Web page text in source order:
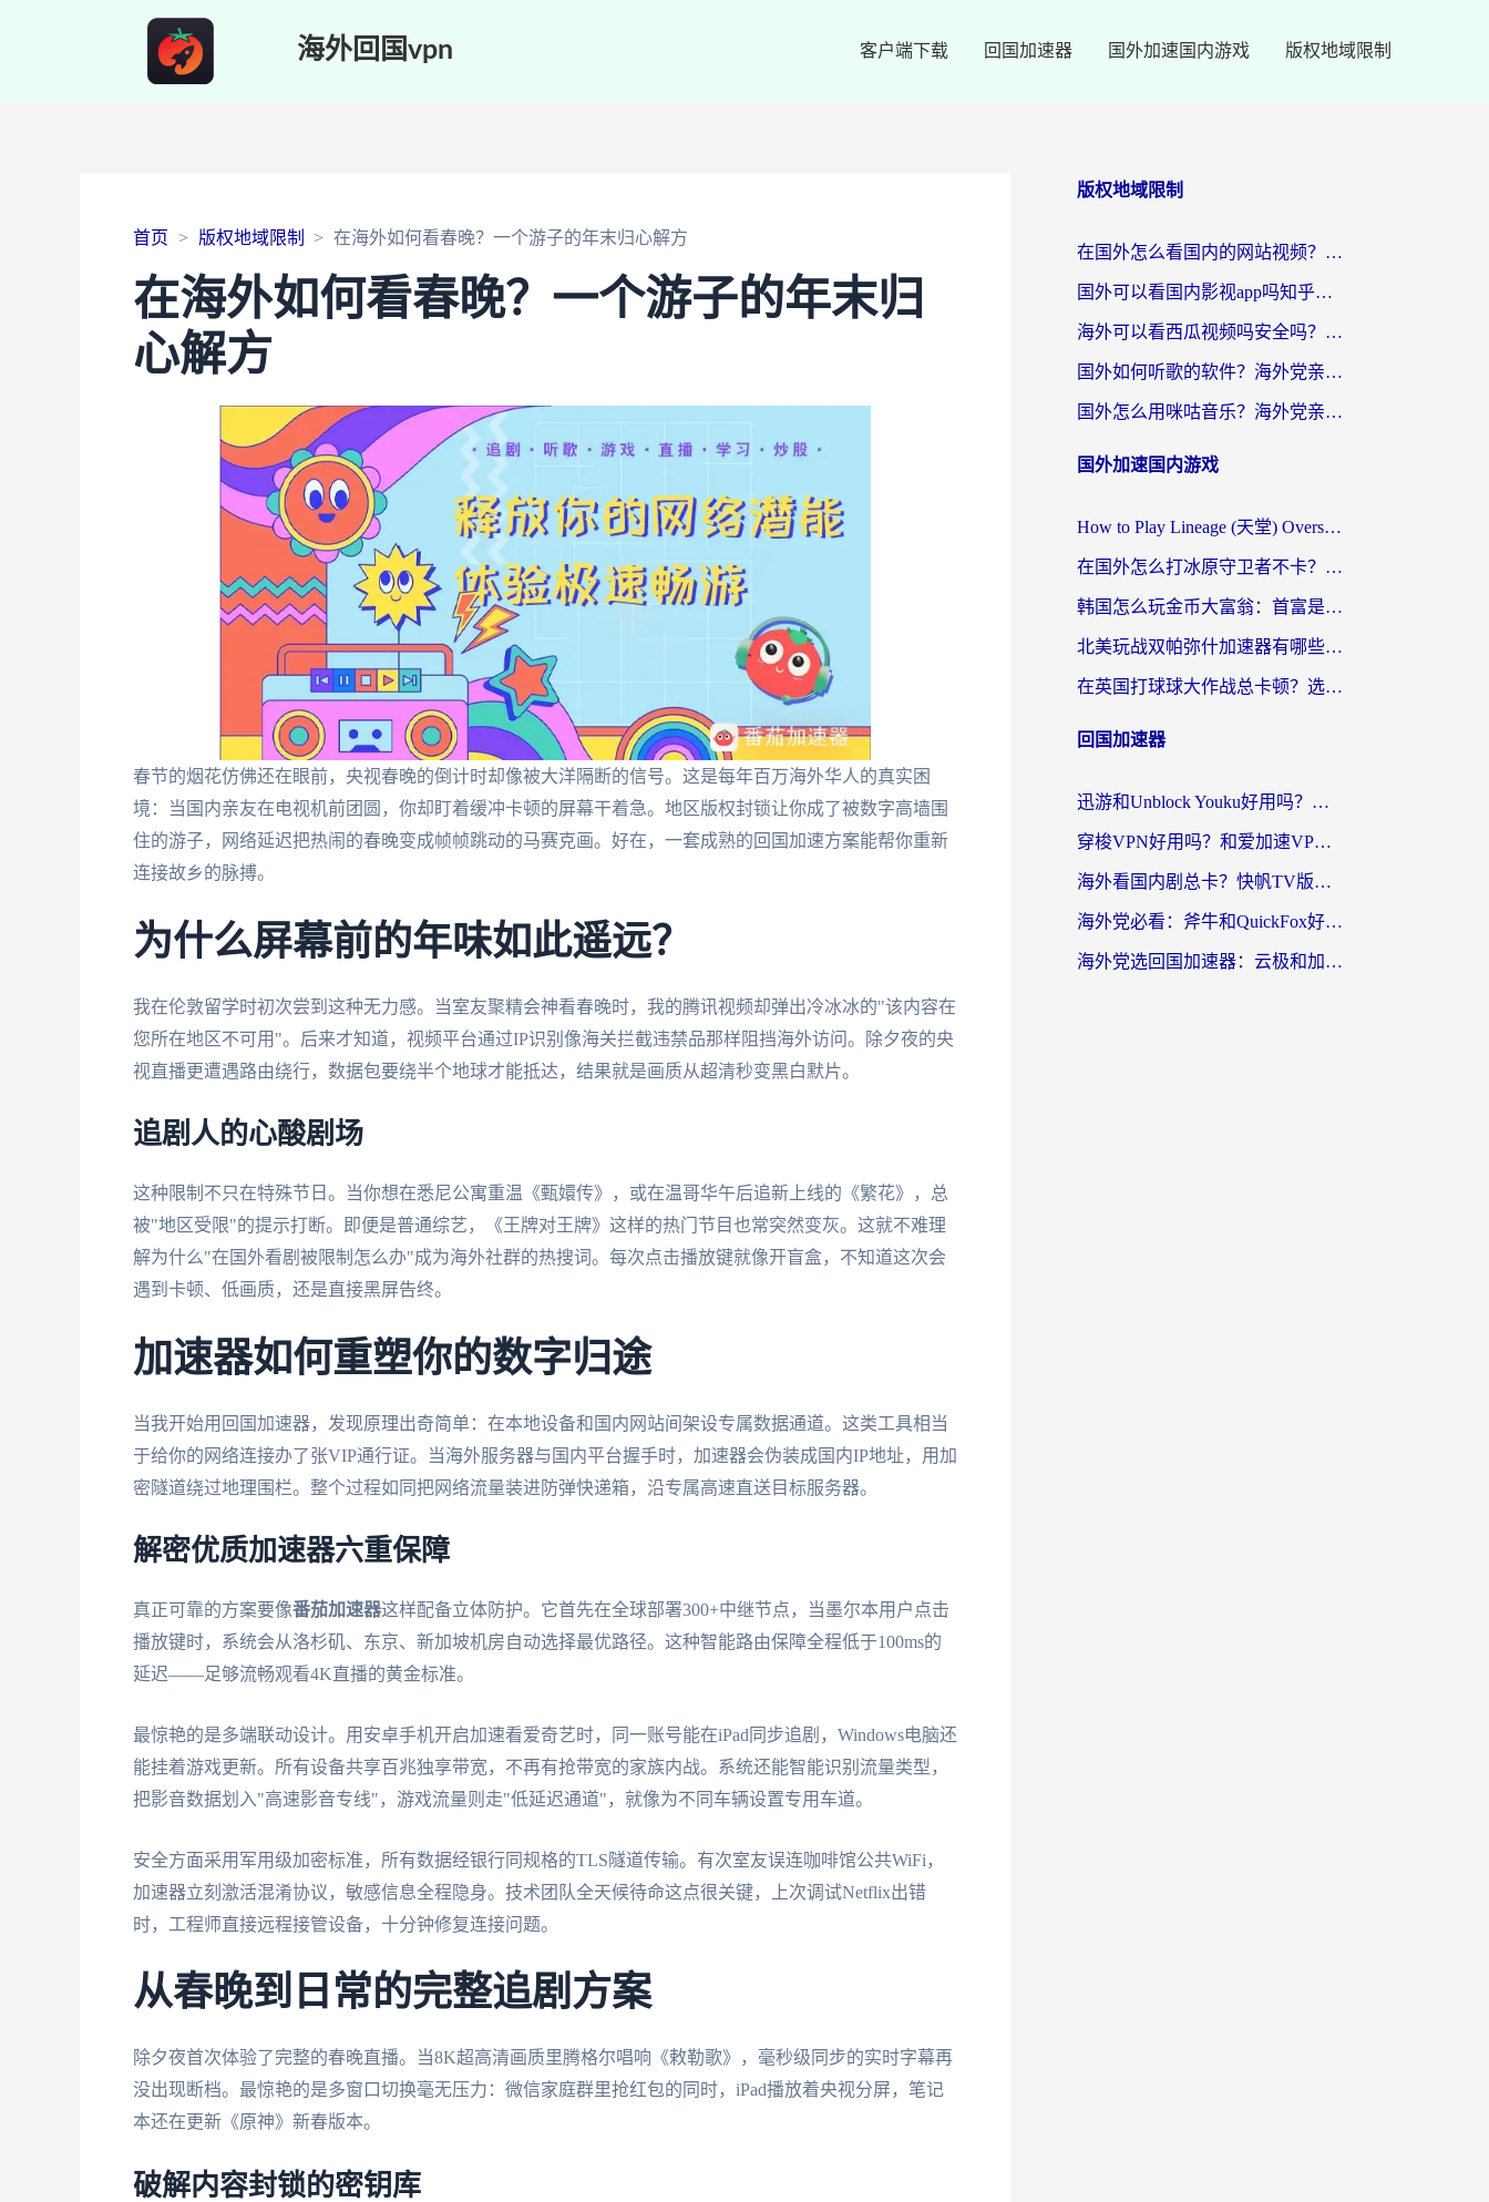
海外回国vpn 客户端下载 回国加速器 国外加速国内游戏 版权地域限制
首页 版权地域限制 在海外如何看春晚？一个游子的年末归心解方
在海外如何看春晚？一个游子的年末归
心解方
春节的烟花仿佛还在眼前，央视春晚的倒计时却像被大洋隔断的信号。这是每年百万海外华人的真实困
境：当国内亲友在电视机前团圆，你却盯着缓冲卡顿的屏幕干着急。地区版权封锁让你成了被数字高墙围
住的游子，网络延迟把热闹的春晚变成帧帧跳动的马赛克画。好在，一套成熟的回国加速方案能帮你重新
连接故乡的脉搏。
为什么屏幕前的年味如此遥远？
我在伦敦留学时初次尝到这种无力感。当室友聚精会神看春晚时，我的腾讯视频却弹出冷冰冰的"该内容在
您所在地区不可用"。后来才知道，视频平台通过IP识别像海关拦截违禁品那样阻挡海外访问。除夕夜的央
视直播更遭遇路由绕行，数据包要绕半个地球才能抵达，结果就是画质从超清秒变黑白默片。
追剧人的心酸剧场
这种限制不只在特殊节日。当你想在悉尼公寓重温《甄嬛传》，或在温哥华午后追新上线的《繁花》，总
被"地区受限"的提示打断。即便是普通综艺，《王牌对王牌》这样的热门节目也常突然变灰。这就不难理
解为什么"在国外看剧被限制怎么办"成为海外社群的热搜词。每次点击播放键就像开盲盒，不知道这次会
遇到卡顿、低画质，还是直接黑屏告终。
加速器如何重塑你的数字归途
当我开始用回国加速器，发现原理出奇简单：在本地设备和国内网站间架设专属数据通道。这类工具相当
于给你的网络连接办了张VIP通行证。当海外服务器与国内平台握手时，加速器会伪装成国内IP地址，用加
密隧道绕过地理围栏。整个过程如同把网络流量装进防弹快递箱，沿专属高速直送目标服务器。
解密优质加速器六重保障
真正可靠的方案要像番茄加速器这样配备立体防护。它首先在全球部署300+中继节点，当墨尔本用户点击
播放键时，系统会从洛杉矶、东京、新加坡机房自动选择最优路径。这种智能路由保障全程低于100ms的
延迟——足够流畅观看4K直播的黄金标准。
最惊艳的是多端联动设计。用安卓手机开启加速看爱奇艺时，同一账号能在iPad同步追剧，Windows电脑还
能挂着游戏更新。所有设备共享百兆独享带宽，不再有抢带宽的家族内战。系统还能智能识别流量类型，
把影音数据划入"高速影音专线"，游戏流量则走"低延迟通道"，就像为不同车辆设置专用车道。
安全方面采用军用级加密标准，所有数据经银行同规格的TLS隧道传输。有次室友误连咖啡馆公共WiFi，
加速器立刻激活混淆协议，敏感信息全程隐身。技术团队全天候待命这点很关键，上次调试Netflix出错
时，工程师直接远程接管设备，十分钟修复连接问题。
从春晚到日常的完整追剧方案
除夕夜首次体验了完整的春晚直播。当8K超高清画质里腾格尔唱响《敕勒歌》，毫秒级同步的实时字幕再
没出现断档。最惊艳的是多窗口切换毫无压力：微信家庭群里抢红包的同时，iPad播放着央视分屏，笔记
本还在更新《原神》新春版本。
破解内容封锁的密钥库
版权地域限制
在国外怎么看国内的网站视频？别再踩坑！选对加速器秒回国内冲浪
国外可以看国内影视app吗知乎？留学生亲测有效的回国加速方案
海外可以看西瓜视频吗安全吗？留学生亲测：3步解决回国追剧难题，附靠谱加速器推荐
国外如何听歌的软件？海外党亲测有效的回国加速器指南
国外怎么用咪咕音乐？海外党亲测有效的听歌自由指南
国外加速国内游戏
How to Play Lineage (天堂) Overseas? The Ultimate Guide to Choosing the Best Chinese Server Game Accelerator (在国外打天堂加速器)
在国外怎么打冰原守卫者不卡？留学生亲测的国服游戏加速指南
韩国怎么玩金币大富翁：首富是谁？海外党国服游戏加速全攻略
北美玩战双帕弥什加速器有哪些？海外党亲测好用的国服加速指南
在英国打球球大作战总卡顿？选对加速器让你告别延迟（附实测攻略）
回国加速器
迅游和Unblock Youku好用吗？海外党亲测：3个维度教你选对回国加速器
穿梭VPN好用吗？和爱加速VPN对比哪个回国效果更好？海外党必看的实用指南
海外看国内剧总卡？快帆TV版VPN好用吗？和海牛VPN对比哪个回国效果更好？
海外党必看：斧牛和QuickFox好用吗？3步选对回国加速器，无缝刷国内剧玩游戏
海外党选回国加速器：云极和加速喵哪个好？附3款热门工具实测对比